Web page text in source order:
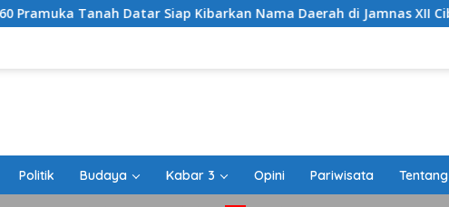
Datar Siap Kibarkan Nama Daerah di Jamnas XII Cibubur
Politik Budaya Kabar 3 Opini Pariwisata Tentang